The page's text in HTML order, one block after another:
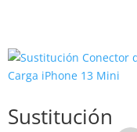
Sustitución